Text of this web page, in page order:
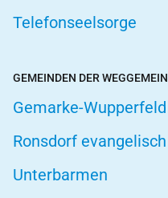
Telefonseelsorge
GEMEINDEN DER
Gemarke-Wupperfeld
Ronsdorf evangelisch
Unterbarmen